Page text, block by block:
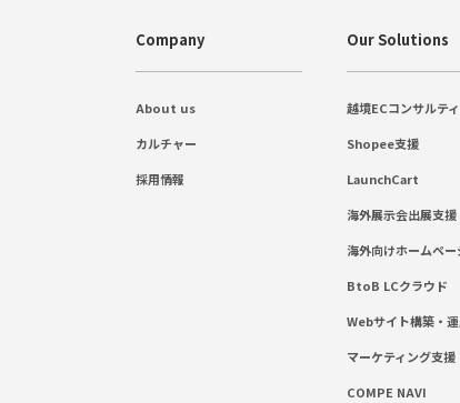
Company
About us
カルチャー
採用情報
Our Solutions
越境ECコンサルテ
Shopee支援
LaunchCart
海外展示会出展支援
海外向けホームペ
BtoB LCクラウド
Webサイト構築・
マーケティング支援
COMPE NAVI